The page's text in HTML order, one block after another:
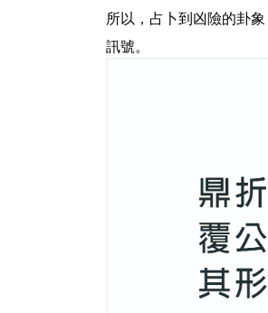
所以，占卜到凶險的卦
訊號。